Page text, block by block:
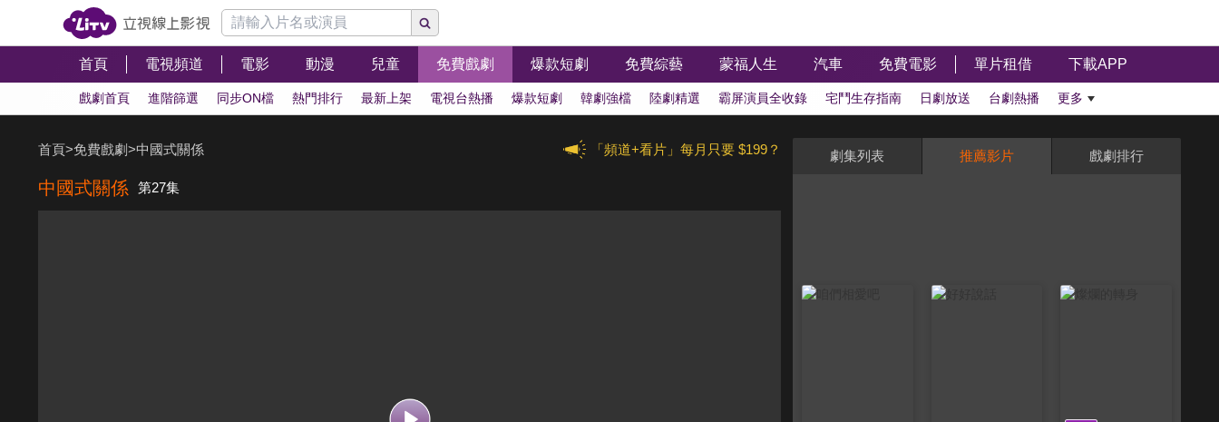
首頁 電視頻道 電影 動漫 兒童 免費戲劇 爆款短劇 免費綜藝 蒙福人生 汽車 免費電影 單片租借 下載APP
戲劇首頁 進階篩選 同步ON檔 熱門排行 最新上架 電視台熱播 爆款短劇 韓劇強檔 陸劇精選 霸屏演員全收錄 宅鬥生存指南 日劇放送 台劇熱播 更多
「頻道+看片」每月只要 $199？
首頁>免費戲劇>中國式關係
中國式關係 第27集
劇集列表 推薦影片 戲劇排行